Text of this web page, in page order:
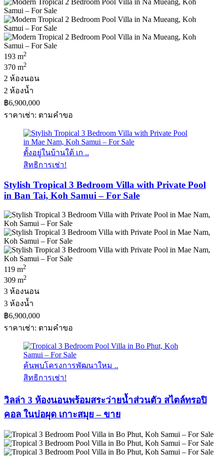
193 m2
370 m2
2 ห้องนอน
2 ห้องน้ำ
฿6,900,000
ราคาเช่า: ตามคําขอ
ตั้งอยู่ในบ้านใต้ เก ..
สิทธิการเช่า!
Stylish Tropical 3 Bedroom Villa with Private Pool
in Ban Tai, Koh Samui – For Sale
119 m2
309 m2
3 ห้องนอน
3 ห้องน้ำ
฿6,900,000
ราคาเช่า: ตามคําขอ
ค้นพบโครงการพัฒนาใหม ..
สิทธิการเช่า!
วิลล่า 3 ห้องนอนพร้อมสระว่ายน้ำส่วนตัว สไตล์ทรอปิ
คอล ในบ่อผุด เกาะสมุย – ขาย